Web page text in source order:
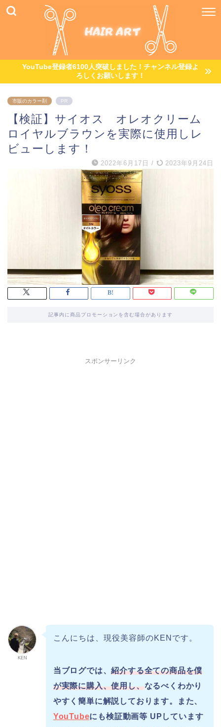
YouTube登録者6100人突破しました！チャンネル登録よ
ろしくお願いします！
市販のカラー剤 PR
【検証】サイオス オレオクリーム
ロイヤルブラウンを実際に使用しレ
ビューします！
2022年6月17日 / 2023年9月24日
記事内に商品プロモーションを含む場合があります
スポンサーリンク
KEN
こんにちは、現役美容師のKENです。
当ブログでは、紹介する全ての商品を僕
が実際に購入、使用し、なるべくわかり
やすく簡単に解説しております。また、
YouTubeにも検証動画等 UPしています